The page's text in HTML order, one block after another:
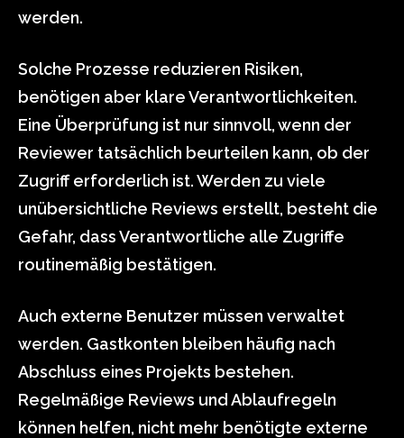
werden.
Solche Prozesse reduzieren Risiken,
benötigen aber klare Verantwortlichkeiten.
Eine Überprüfung ist nur sinnvoll, wenn der
Reviewer tatsächlich beurteilen kann, ob der
Zugriff erforderlich ist. Werden zu viele
unübersichtliche Reviews erstellt, besteht die
Gefahr, dass Verantwortliche alle Zugriffe
routinemäßig bestätigen.
Auch externe Benutzer müssen verwaltet
werden. Gastkonten bleiben häufig nach
Abschluss eines Projekts bestehen.
Regelmäßige Reviews und Ablaufregeln
können helfen, nicht mehr benötigte externe